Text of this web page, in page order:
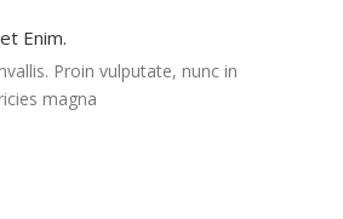
Enim.
Proin vulputate, nunc in
magna